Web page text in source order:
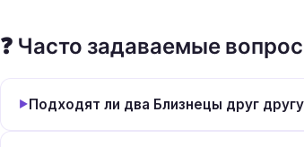
❓ Часто задаваемые
Подходят ли два Близнецы друг